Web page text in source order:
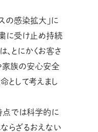
の感染拡大」に
に受け止め持続
、とにかくお客さ
家族の安心安全
として考えまし
点では科学的に
ならざるおえない